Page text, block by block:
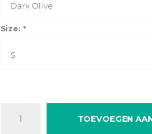
Dark Olive
Size: *
S
TOEVOEGEN